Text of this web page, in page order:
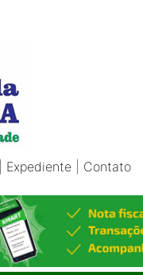
Expediente Contato